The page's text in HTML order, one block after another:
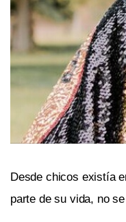
Desde chicos existía
parte de su vida, no